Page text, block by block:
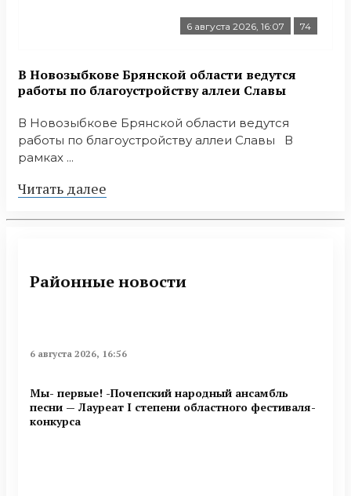
6 августа 2026, 16:07 74
В Новозыбкове Брянской области ведутся
работы по благоустройству аллеи Славы
В Новозыбкове Брянской области ведутся
работы по благоустройству аллеи Славы В
рамках ...
Читать далее
Районные новости
6 августа 2026, 16:56
Мы- первые! -Почепский народный ансамбль
песни — Лауреат I степени областного фестиваля-
конкурса